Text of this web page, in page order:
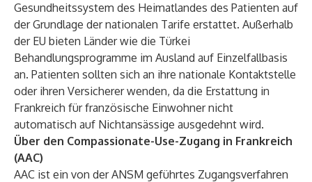
Gesundheitssystem des Heimatlandes des Patienten auf
der Grundlage der nationalen Tarife erstattet. Außerhalb
der EU bieten Länder wie die Türkei
Behandlungsprogramme im Ausland auf Einzelfallbasis
an. Patienten sollten sich an ihre nationale Kontaktstelle
oder ihren Versicherer wenden, da die Erstattung in
Frankreich für französische Einwohner nicht
automatisch auf Nichtansässige ausgedehnt wird.
Über den Compassionate-Use-Zugang in Frankreich
(AAC)
AAC ist ein von der ANSM geführtes Zugangsverfahren